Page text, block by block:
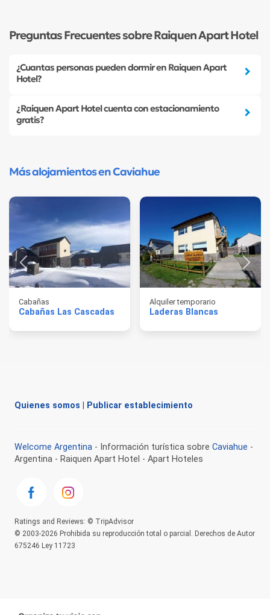
Preguntas Frecuentes sobre Raiquen Apart Hotel
¿Cuantas personas pueden dormir en Raiquen Apart
Hotel?
¿Raiquen Apart Hotel cuenta con estacionamiento
gratis?
Más alojamientos en Caviahue
Cabañas
Cabañas Las Cascadas
Alquiler temporario
Laderas Blancas
Quienes somos Publicar establecimiento
Welcome Argentina - Información turística sobre Caviahue -
Argentina - Raiquen Apart Hotel - Apart Hoteles
Ratings and Reviews: © TripAdvisor
© 2003-2026 Prohibida su reproducción total o parcial. Derechos de Autor
675246 Ley 11723